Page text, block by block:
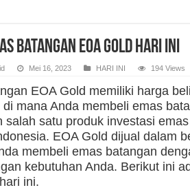
Batangan EOA Gold Hari Ini
Mei 16, 2023 HARI INI 194 Views
EOA Gold memiliki harga
mana Anda membeli emas
salah satu produk investasi
EOA Gold dijual dalam
membeli emas batangan
kebutuhan Anda. Berikut ini
ini.